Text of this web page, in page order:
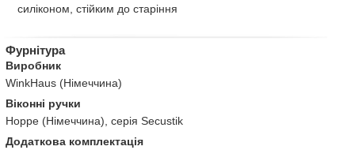
силіконом, стійким до старіння
Фурнітура
Виробник
WinkHaus (Німеччина)
Віконні ручки
Hoppe (Німеччина), серія Secustik
Додаткова комплектація